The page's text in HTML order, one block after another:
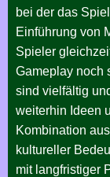
bei der das
Einführung von
Spieler
Gameplay noch
sind vielfältig
weiterhin Ideen
Kombination
kultureller
mit langfristiger